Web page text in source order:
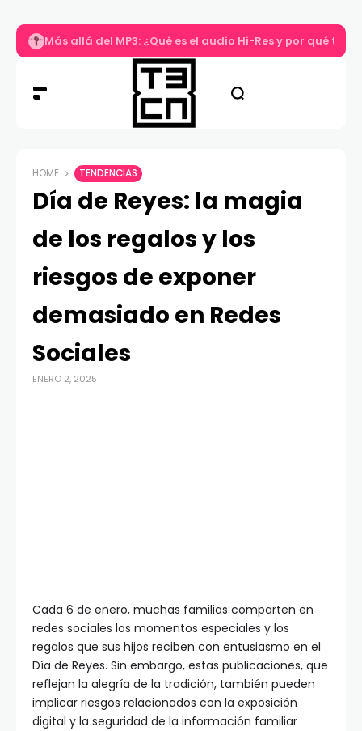
Más allá del MP3: ¿Qué es el audio Hi-Res y por qué tu
HOME TENDENCIAS
Día de Reyes: la magia
de los regalos y los
riesgos de exponer
demasiado en Redes
Sociales
ENERO 2, 2025
Cada 6 de enero, muchas familias comparten en
redes sociales los momentos especiales y los
regalos que sus hijos reciben con entusiasmo en el
Día de Reyes. Sin embargo, estas publicaciones, que
reflejan la alegría de la tradición, también pueden
implicar riesgos relacionados con la exposición
digital y la seguridad de la información familiar